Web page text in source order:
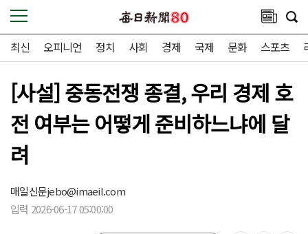
최신 오피니언 정치 사회 경제 국제 문화 스포츠
[사설] 중동전쟁 종결, 우리 경제 호
전 여부는 어떻게 준비하느냐에 달
려
매일신문jebo@imaeil.com
입력 2026-06-17 05:00:00